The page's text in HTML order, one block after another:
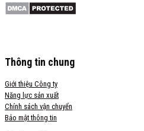
Thông tin chung
Giới thiệu Công ty
Năng lực sản xuất
Chính sách vận chuyển
Bảo mật thông tin